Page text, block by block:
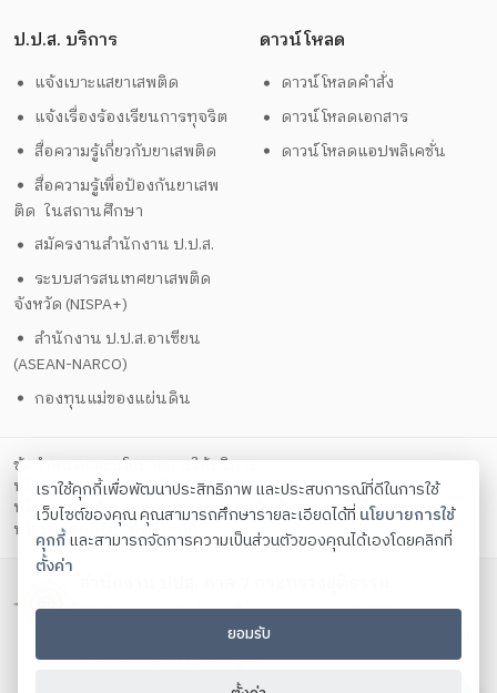
ป.ป.ส. บริการ
แจ้งเบาะแสยาเสพติด
แจ้งเรื่องร้องเรียนการทุจริต
สื่อความรู้เกี่ยวกับยาเสพติด
สื่อความรู้เพื่อป้องกันยาเสพ
ติด ในสถานศึกษา
สมัครงานสำนักงาน ป.ป.ส.
ระบบสารสนเทศยาเสพติด
จังหวัด (NISPA+)
สำนักงาน ป.ป.ส.อาเซียน
(ASEAN-NARCO)
กองทุนแม่ของแผ่นดิน
ดาวน์โหลด
ดาวน์โหลดคำสั่ง
ดาวน์โหลดเอกสาร
ดาวน์โหลดแอปพลิเคชั่น
ข้อกำหนดและนโยบายการให้บริการ
นโยบายการคุ้มครองข้อมูลส่วนบุคคล
นโยบายการรักษาความมั่นคงปลอดภัยด้วยเทคโนโลยีสารสนเทศ
นโยบายคุกกี้
ตั้งค่าคุกกี้
90/9 ม.1 ต.บางโทรัด อ.เมือง จ.สมุทรสาคร 74000
โทรศัพท์ 034-432-740 - 44 โทรสาร 034-432-745 Contact
us:saraban_or7@oncb.go.th
เราใช้คุกกี้เพื่อพัฒนาประสิทธิภาพ และประสบการณ์ที่ดีในการใช้
เว็บไซต์ของคุณ คุณสามารถศึกษารายละเอียดได้ที่ นโยบายการใช้
คุกกี้และสามารถจัดการความเป็นส่วนตัวของคุณได้เองโดยคลิกที่
ตั้งค่า
ยอมรับ